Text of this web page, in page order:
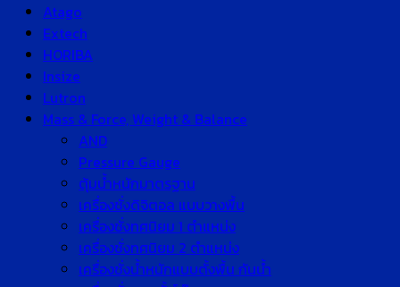
Atago
Extech
HORIBA
Insize
Lutron
Mass & Force, Weight & Balance
AND
Pressure Gauge
ตุ้มน้ำหนักมาตรฐาน
เครื่องชั่งดิจิตอล แบบวางพื้น
เครื่องชั่งทศนิยม 1 ตำแหน่ง
เครื่องชั่งทศนิยม 2 ตำแหน่ง
เครื่องชั่งน้ำหนักแบบตั้งพื้น กันน้ำ